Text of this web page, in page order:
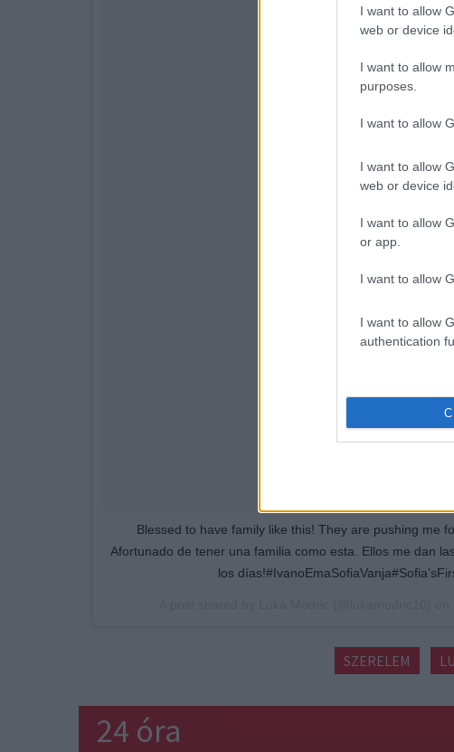
I want to allow
web or device
I want to allow
purposes.
I want to allow
I want to allow
web or device
I want to allow
or app.
I want to allow
I want to allow
authentication
Blessed to have family like this! They are pushing
Afortunado de tener una familia como esta. Ellos me dan
los
SZERELEM
24 óra